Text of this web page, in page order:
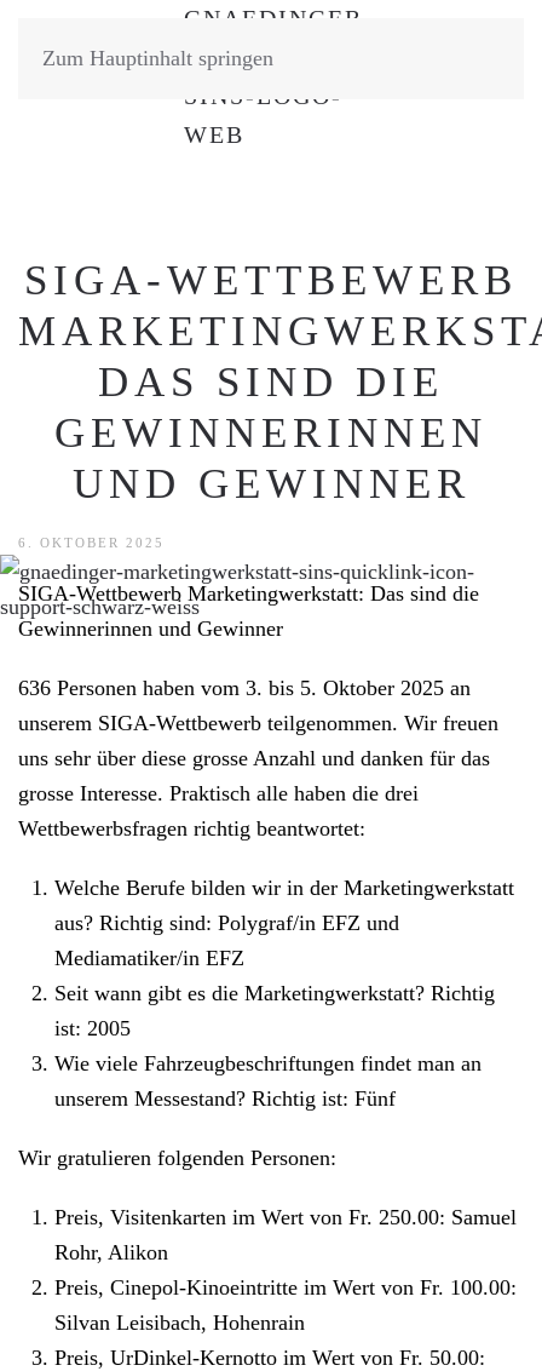
Zum Hauptinhalt springen
SIGA-WETTBEWERB
DAS SIND DIE
GEWINNERINNEN
UND GEWINNER
6. OKTOBER 2025
SIGA-Wettbewerb Marketingwerkstatt: Das sind die
Gewinnerinnen und Gewinner
636 Personen haben vom 3. bis 5. Oktober 2025 an
unserem SIGA-Wettbewerb teilgenommen. Wir freuen
uns sehr über diese grosse Anzahl und danken für das
grosse Interesse. Praktisch alle haben die drei
Wettbewerbsfragen richtig beantwortet:
Welche Berufe bilden wir in der Marketingwerkstatt
aus? Richtig sind: Polygraf/in EFZ und
Mediamatiker/in EFZ
Seit wann gibt es die Marketingwerkstatt? Richtig
ist: 2005
Wie viele Fahrzeugbeschriftungen findet man an
unserem Messestand? Richtig ist: Fünf
Wir gratulieren folgenden Personen:
Preis, Visitenkarten im Wert von Fr. 250.00: Samuel
Rohr, Alikon
Preis, Cinepol-Kinoeintritte im Wert von Fr. 100.00:
Silvan Leisibach, Hohenrain
Preis, UrDinkel-Kernotto im Wert von Fr. 50.00: